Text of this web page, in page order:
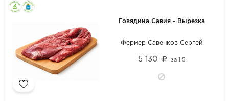
Говядина Савия - Вырезка
Фермер Савенков Сергей
5 130 за 1.5